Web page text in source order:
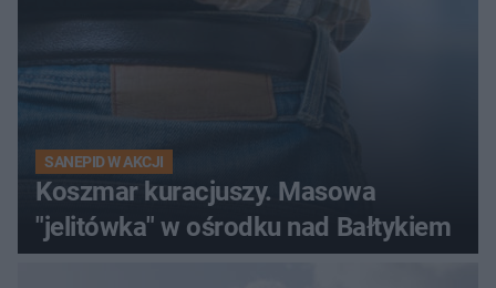
SANEPID W AKCJI
Koszmar kuracjuszy. Masowa
"jelitówka" w ośrodku nad Bałtykiem